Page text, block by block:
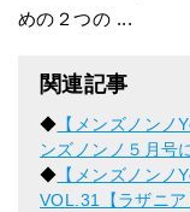
めの２つの ...
関連記事
◆ 【メンズノン
ンズノンノ５月号
◆ 【メンズノン
VOL.31【ラザニア